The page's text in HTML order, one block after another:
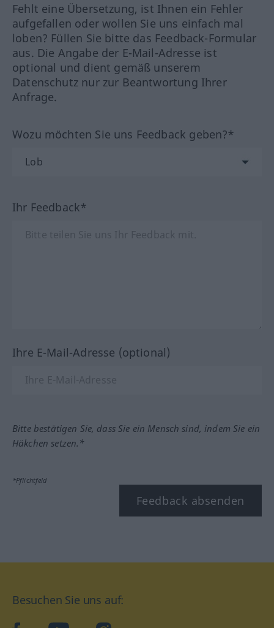
Fehlt eine Übersetzung, ist Ihnen ein Fehler
aufgefallen oder wollen Sie uns einfach mal
loben? Füllen Sie bitte das Feedback-Formular
aus. Die Angabe der E-Mail-Adresse ist
optional und dient gemäß unserem
Datenschutz nur zur Beantwortung Ihrer
Anfrage.
Wozu möchten Sie uns Feedback geben?*
Ihr Feedback*
Ihre E-Mail-Adresse (optional)
Bitte bestätigen Sie, dass Sie ein Mensch sind, indem Sie ein
Häkchen setzen.*
*Pflichtfeld
Feedback absenden
Besuchen Sie uns auf: